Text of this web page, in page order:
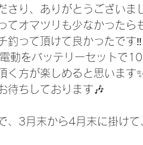
さり、ありがとうございま
てオマツリも少なかった
釣って頂けて良かったです‼️
動をバッテリーセットで
く方が楽しめると思います
待ちしております🎶
、3月末から4月末に掛けて